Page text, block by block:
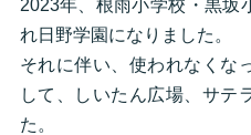
2023年、根雨小学校・黒坂
れ日野学園になりました。
それに伴い、使われなくな
して、しいたん広場、サテ
た。